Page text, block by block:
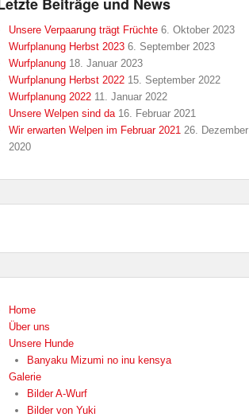
Unsere Verpaarung trägt Früchte 6. Oktober 2023
Wurfplanung Herbst 2023 6. September 2023
Wurfplanung 18. Januar 2023
Wurfplanung Herbst 2022 15. September 2022
Wurfplanung 2022 11. Januar 2022
Unsere Welpen sind da 16. Februar 2021
Wir erwarten Welpen im Februar 2021 26. Dezember
2020
Home
Über uns
Unsere Hunde
Banyaku Mizumi no inu kensya
Galerie
Bilder A-Wurf
Bilder von Yuki